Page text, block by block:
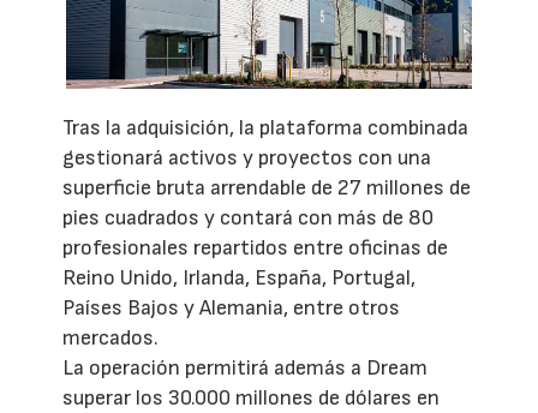
Tras la adquisición, la plataforma combinada
gestionará activos y proyectos con una
superficie bruta arrendable de 27 millones de
pies cuadrados y contará con más de 80
profesionales repartidos entre oficinas de
Reino Unido, Irlanda, España, Portugal,
Países Bajos y Alemania, entre otros
mercados.
La operación permitirá además a Dream
superar los 30.000 millones de dólares en